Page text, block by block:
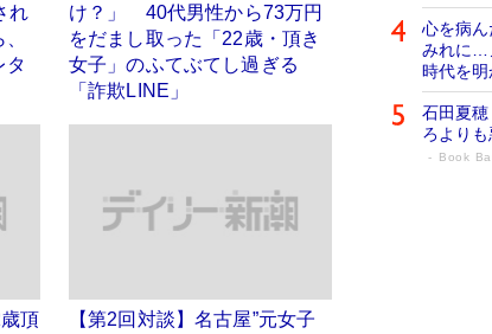
れ
タ
け？」 40代男性から73万円
をだまし取った「22歳・頂き
女子」のふてぶてし過ぎる
「詐欺LINE」
頂
【第2回対談】名古屋”元女子
心を病
みれに…
時代を明
石田夏穂
ろよりも
Book